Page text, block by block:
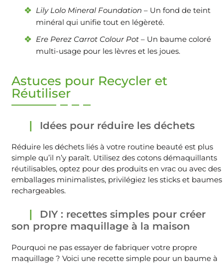
Lily Lolo Mineral Foundation – Un fond de teint
minéral qui unifie tout en légèreté.
Ere Perez Carrot Colour Pot – Un baume coloré
multi-usage pour les lèvres et les joues.
Astuces pour Recycler et
Réutiliser
Idées pour réduire les déchets
Réduire les déchets liés à votre routine beauté est plus
simple qu’il n’y paraît. Utilisez des cotons démaquillants
réutilisables, optez pour des produits en vrac ou avec des
emballages minimalistes, privilégiez les sticks et baumes
rechargeables.
DIY : recettes simples pour créer
son propre maquillage à la maison
Pourquoi ne pas essayer de fabriquer votre propre
maquillage ? Voici une recette simple pour un baume à